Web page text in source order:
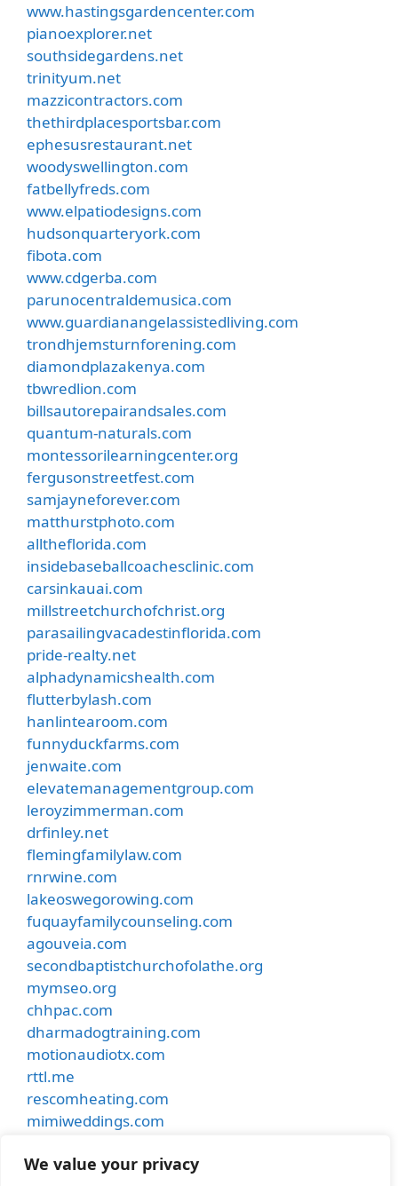
We value your privacy
www.hastingsgardencenter.com
pianoexplorer.net
southsidegardens.net
trinityum.net
mazzicontractors.com
thethirdplacesportsbar.com
ephesusrestaurant.net
woodyswellington.com
fatbellyfreds.com
www.elpatiodesigns.com
hudsonquarteryork.com
fibota.com
www.cdgerba.com
parunocentraldemusica.com
www.guardianangelassistedliving.com
trondhjemsturnforening.com
diamondplazakenya.com
tbwredlion.com
billsautorepairandsales.com
quantum-naturals.com
montessorilearningcenter.org
fergusonstreetfest.com
samjayneforever.com
matthurstphoto.com
alltheflorida.com
insidebaseballcoachesclinic.com
carsinkauai.com
millstreetchurchofchrist.org
parasailingvacadestinflorida.com
pride-realty.net
alphadynamicshealth.com
flutterbylash.com
hanlintearoom.com
funnyduckfarms.com
jenwaite.com
elevatemanagementgroup.com
leroyzimmerman.com
drfinley.net
flemingfamilylaw.com
rnrwine.com
lakeoswegorowing.com
fuquayfamilycounseling.com
agouveia.com
secondbaptistchurchofolathe.org
mymseo.org
chhpac.com
dharmadogtraining.com
motionaudiotx.com
rttl.me
rescomheating.com
mimiweddings.com
smithdentalcare.net